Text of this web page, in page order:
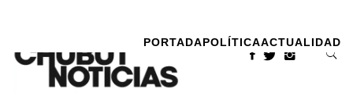
contenido
PORTADAPOLÍTICAACTUALIDAD